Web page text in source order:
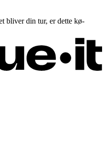
bliver din tur, er dette kø-